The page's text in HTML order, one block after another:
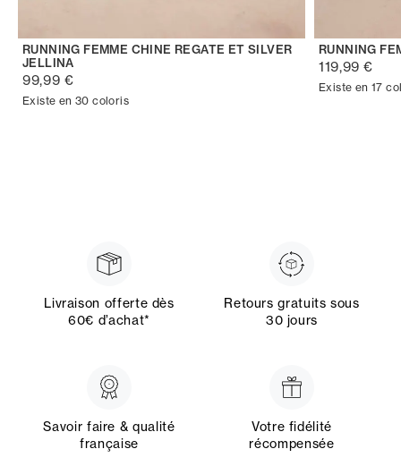
RUNNING FEMME CHINE REGATE ET SILVER
JELLINA
99,99 €
Existe en 30 coloris
RUNNING
119,99 €
Existe en 17
Livraison offerte dès
60€ d’achat*
Retours gratuits sous
30 jours
Savoir faire & qualité
française
Votre fidélité
récompensée